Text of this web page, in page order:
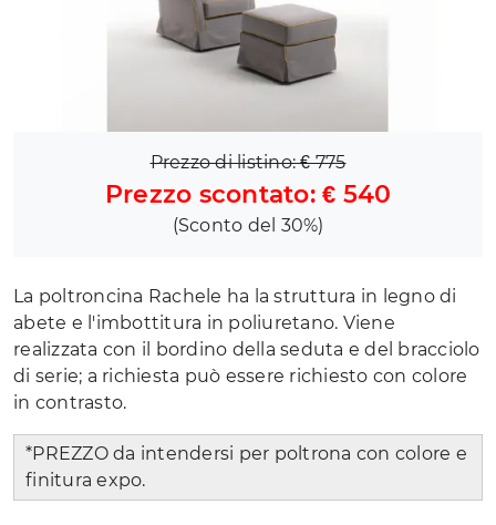
Prezzo di listino: € 775
Prezzo scontato: € 540
(Sconto del 30%)
La poltroncina Rachele ha la struttura in legno di
abete e l'imbottitura in poliuretano. Viene
realizzata con il bordino della seduta e del bracciolo
di serie; a richiesta può essere richiesto con colore
in contrasto.
*PREZZO da intendersi per poltrona con colore e
finitura expo.